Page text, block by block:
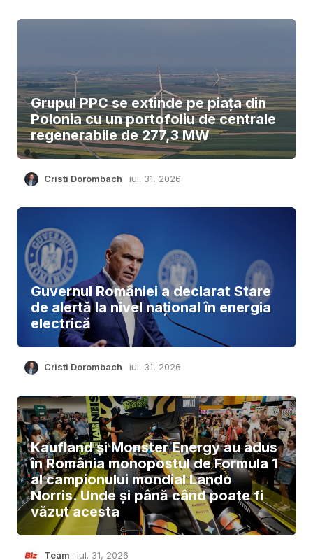
Grupul PPC se extinde pe piața din
Polonia cu un portofoliu de centrale
regenerabile de 277,3 MW
Cristi Dorombach iul. 31, 2026
Guvernul României a declarat Stare
de alertă la nivel național în energia
electrică
Cristi Dorombach iul. 31, 2026
Kaufland și Monster Energy au adus
în România monopostul de Formula 1
al campionului mondial Lando
Norris. Unde și până când poate fi
văzut acesta
Team iul. 31, 2026